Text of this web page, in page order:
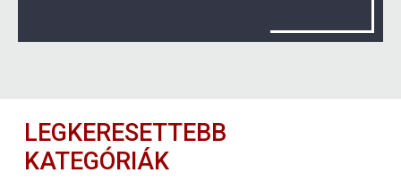
LEGKERESETTEBB
KATEGÓRIÁK